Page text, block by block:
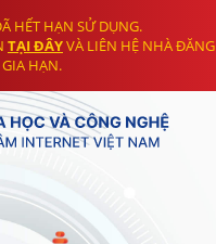
HẾT HẠN SỬ DỤNG.
TẠI ĐÂYVÀ LIÊN HỆ NHÀ ĐĂNG
HẠN.